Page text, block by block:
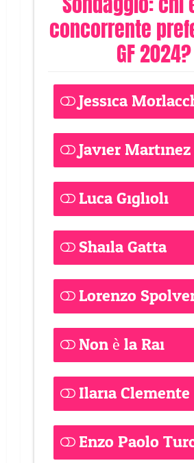
concorrente
GF 2024?
Jessica
5 (
Javier Martinez
3
Luca Giglioli
Shaila Gatta
Lorenzo
Non è la Rai
Ilaria Clemente
Enzo Paolo 1